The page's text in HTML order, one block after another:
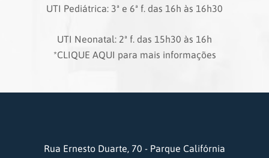
UTI Pediátrica: 3ª e 6ª f. das 16h às 16h30
UTI Neonatal: 2ª f. das 15h30 às 16h
*CLIQUE AQUI para mais informações
Rua Ernesto Duarte, 70 - Parque Califórnia